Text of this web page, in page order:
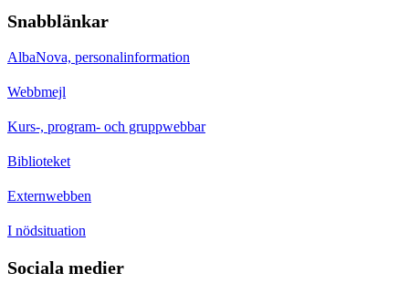
Snabblänkar
AlbaNova, personalinformation
Webbmejl
Kurs-, program- och gruppwebbar
Biblioteket
Externwebben
I nödsituation
Sociala medier